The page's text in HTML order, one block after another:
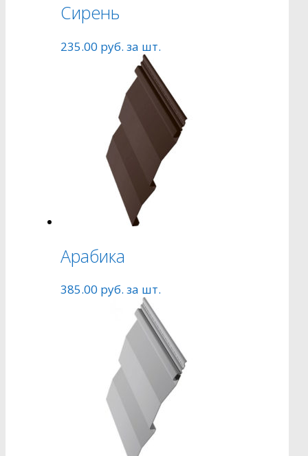
Сирень
235.00 руб. за шт.
Арабика
385.00 руб. за шт.